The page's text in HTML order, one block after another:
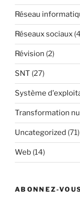
Réseau
Réseaux sociaux
Révision (2)
SNT (27)
Système
Transformation
Uncategorized (71)
Web (14)
ABONNEZ-